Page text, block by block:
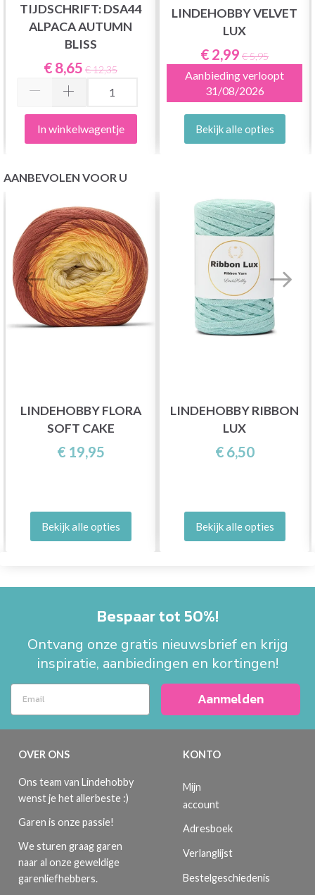
TIJDSCHRIFT: DSA44
ALPACA AUTUMN
BLISS
€ 8,65 € 12,35
In winkelwagentje
LINDEHOBBY VELVET
LUX
€ 2,99 € 5,95
Aanbieding verloopt
31/08/2026
Bekijk alle opties
AANBEVOLEN VOOR U
LINDEHOBBY FLORA
SOFT CAKE
€ 19,95
Bekijk alle opties
LINDEHOBBY RIBBON
LUX
€ 6,50
Bekijk alle opties
Bespaar tot 50%!
Ontvang onze gratis nieuwsbrief en krijg
inspiratie, aanbiedingen en kortingen!
Aanmelden
OVER ONS
Ons team van Lindehobby
wenst je het allerbeste :)
Garen is onze passie!
We sturen graag garen
naar al onze geweldige
garenliefhebbers.
KONTO
Mijn
account
Adresboek
Verlanglijst
Bestelgeschiedenis